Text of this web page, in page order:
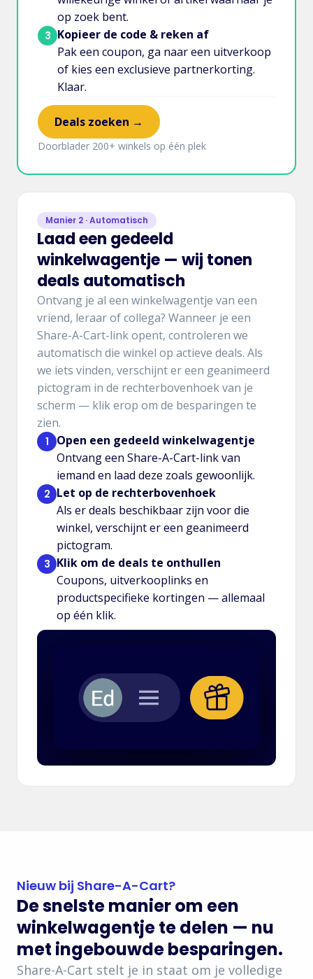
op zoek bent.
3 Kopieer de code & reken af
Pak een coupon, ga naar een uitverkoop
of kies een exclusieve partnerkorting.
Klaar.
Deals zoeken →
Doorblader 200+ winkels op één plek
Manier 2 · Automatisch
Laad een gedeeld
winkelwagentje — wij tonen
deals automatisch
Ontvang je al een winkelwagentje van een
vriend, leraar of collega? Wanneer je een
Share-A-Cart-link opent, controleren we
automatisch die winkel op actieve deals. Als
we iets vinden, verschijnt er een geanimeerd
pictogram in de rechterbovenhoek van je
scherm — klik erop om de besparingen te
zien.
1
Open een gedeeld winkelwagentje
Ontvang een Share-A-Cart-link van
iemand en laad deze zoals gewoonlijk.
2 Let op de rechterbovenhoek
Als er deals beschikbaar zijn voor die
winkel, verschijnt er een geanimeerd
pictogram.
3 Klik om de deals te onthullen
Coupons, uitverkooplinks en
productspecifieke kortingen — allemaal
op één klik.
Nieuw bij Share-A-Cart?
De snelste manier om een
winkelwagentje te delen — nu
met ingebouwde besparingen.
Share-A-Cart stelt je in staat om je volledige